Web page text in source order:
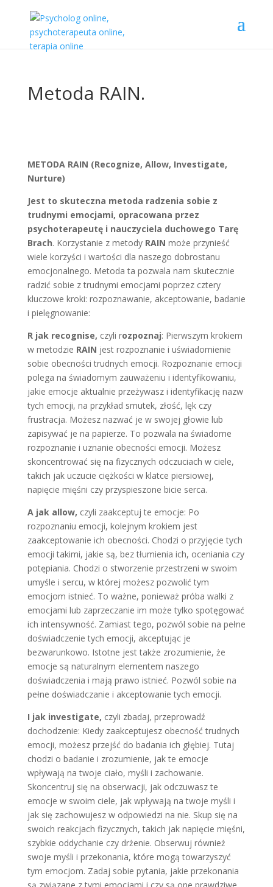
Metoda RAIN.
METODA RAIN (Recognize, Allow, Investigate,
Nurture)
Jest to skuteczna metoda radzenia sobie z
trudnymi emocjami, opracowana przez
psychoterapeutę i nauczyciela duchowego Tarę
Brach. Korzystanie z metody RAIN może przynieść
wiele korzyści i wartości dla naszego dobrostanu
emocjonalnego. Metoda ta pozwala nam skutecznie
radzić sobie z trudnymi emocjami poprzez cztery
kluczowe kroki: rozpoznawanie, akceptowanie, badanie
i pielęgnowanie:
R jak recognise, czyli rozpoznaj: Pierwszym krokiem
w metodzie RAIN jest rozpoznanie i uświadomienie
sobie obecności trudnych emocji. Rozpoznanie emocji
polega na świadomym zauważeniu i identyfikowaniu,
jakie emocje aktualnie przeżywasz i identyfikację nazw
tych emocji, na przykład smutek, złość, lęk czy
frustracja. Możesz nazwać je w swojej głowie lub
zapisywać je na papierze. To pozwala na świadome
rozpoznanie i uznanie obecności emocji. Możesz
skoncentrować się na fizycznych odczuciach w ciele,
takich jak uczucie ciężkości w klatce piersiowej,
napięcie mięśni czy przyspieszone bicie serca.
A jak allow, czyli zaakceptuj te emocje: Po
rozpoznaniu emocji, kolejnym krokiem jest
zaakceptowanie ich obecności. Chodzi o przyjęcie tych
emocji takimi, jakie są, bez tłumienia ich, oceniania czy
potępiania. Chodzi o stworzenie przestrzeni w swoim
umyśle i sercu, w której możesz pozwolić tym
emocjom istnieć. To ważne, ponieważ próba walki z
emocjami lub zaprzeczanie im może tylko spotęgować
ich intensywność. Zamiast tego, pozwól sobie na pełne
doświadczenie tych emocji, akceptując je
bezwarunkowo. Istotne jest także zrozumienie, że
emocje są naturalnym elementem naszego
doświadczenia i mają prawo istnieć. Pozwól sobie na
pełne doświadczanie i akceptowanie tych emocji.
I jak investigate, czyli zbadaj, przeprowadź
dochodzenie: Kiedy zaakceptujesz obecność trudnych
emocji, możesz przejść do badania ich głębiej. Tutaj
chodzi o badanie i zrozumienie, jak te emocje
wpływają na twoje ciało, myśli i zachowanie.
Skoncentruj się na obserwacji, jak odczuwasz te
emocje w swoim ciele, jak wpływają na twoje myśli i
jak się zachowujesz w odpowiedzi na nie. Skup się na
swoich reakcjach fizycznych, takich jak napięcie mięśni,
szybkie oddychanie czy drżenie. Obserwuj również
swoje myśli i przekonania, które mogą towarzyszyć
tym emocjom. Zadaj sobie pytania, jakie przekonania